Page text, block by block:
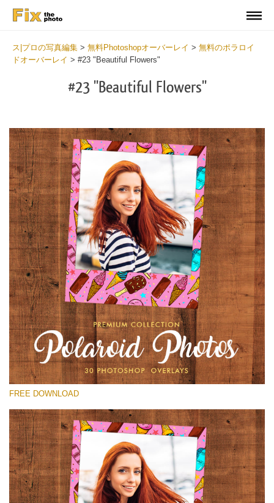
ス|プロの写真編集 > 無料Photoshopオーバーレイ > 無料のポラロイ
ドオーバーレイ > #23 "Beautiful Flowers"
#23 "Beautiful Flowers"
選んでください
Free Polaroid Overlay #23
Small 800*1027px
Polaroid Photos
(30 Overlays)
Light Sparkling
(740 Overlays)
Large 6000*4000px
Entire Collection
FREE DOWNLOAD